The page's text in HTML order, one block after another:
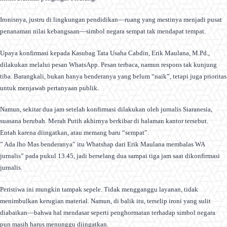
Ironisnya, justru di lingkungan pendidikan—ruang yang mestinya menjadi pusat
penanaman nilai kebangsaan—simbol negara sempat tak mendapat tempat.
Upaya konfirmasi kepada Kasubag Tata Usaha Cabdin, Erik Maulana, M.Pd.,
dilakukan melalui pesan WhatsApp. Pesan terbaca, namun respons tak kunjung
tiba. Barangkali, bukan hanya benderanya yang belum “naik”, tetapi juga prioritas
untuk menjawab pertanyaan publik.
Namun, sekitar dua jam setelah konfirmasi dilakukan oleh jurnalis Siaranesia,
suasana berubah. Merah Putih akhirnya berkibar di halaman kantor tersebut.
Entah karena diingatkan, atau memang baru “sempat”.
” Ada lho Mas benderanya” itu Whatshap dari Erik Maulana membalas WA
jurnalis” pada pukul 13.45, jadi berselang dua sampai tiga jam saat dikonfirmasi
jurnalis.
Peristiwa ini mungkin tampak sepele. Tidak mengganggu layanan, tidak
menimbulkan kerugian material. Namun, di balik itu, terselip ironi yang sulit
diabaikan—bahwa hal mendasar seperti penghormatan terhadap simbol negara
pun masih harus menunggu diingatkan.